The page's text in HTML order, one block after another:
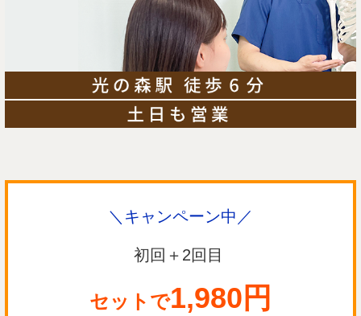
＼キャンペーン中／
初回＋2回目
セットで1,980円